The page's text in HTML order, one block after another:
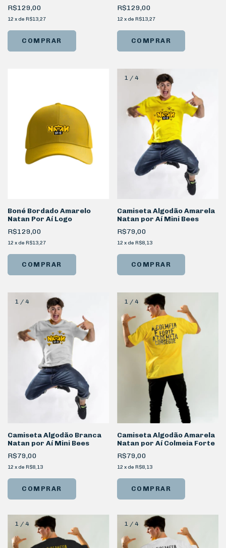
R$129,00
12 x de R$13,27
R$129,00
12 x de R$13,27
Boné Bordado Amarelo
Natan Por Aí Logo
R$129,00
12 x de R$13,27
1 / 4
Camiseta Algodão Amarela
Natan por Aí Mini Bees
R$79,00
12 x de R$8,13
COMPRAR
1 / 4
Camiseta Algodão Branca
Natan por Aí Mini Bees
R$79,00
12 x de R$8,13
COMPRAR
1/ 4
Camiseta Algodão Amarela
Natan por Aí Colmeia Forte
R$79,00
12 x de R$8,13
COMPRAR
1 / 4 1 / 4